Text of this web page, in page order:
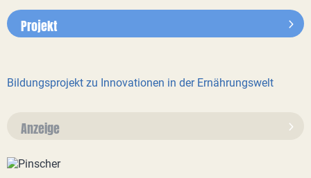
Projekt
Bildungsprojekt zu Innovationen in der Ernährungswelt
Anzeige